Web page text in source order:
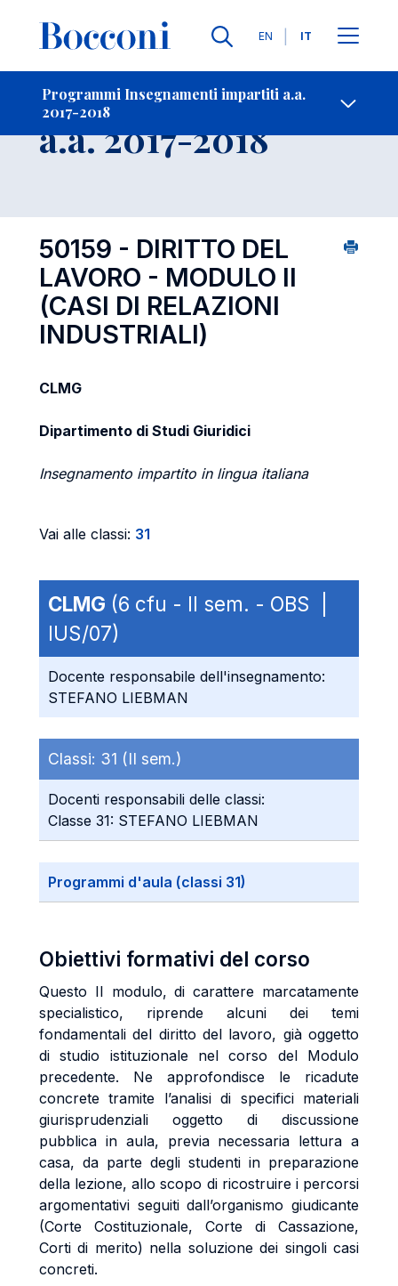
Lingue
EN IT
Programmi Insegnamenti impartiti a.a.
2017-2018
-
Insegnamento
a.a. 2017-2018
50159 - DIRITTO DEL
LAVORO - MODULO II
(CASI DI RELAZIONI
INDUSTRIALI)
CLMG
Dipartimento di Studi Giuridici
Insegnamento impartito in lingua italiana
Vai alle classi: 31
CLMG (6 cfu - II sem. - OBS |
IUS/07)
Docente responsabile dell'insegnamento:
STEFANO LIEBMAN
Classi: 31 (II sem.)
Docenti responsabili delle classi:
Classe 31: STEFANO LIEBMAN
Programmi d'aula (classi 31)
Obiettivi formativi del corso
Questo II modulo, di carattere marcatamente
specialistico, riprende alcuni dei temi
fondamentali del diritto del lavoro, già oggetto
di studio istituzionale nel corso del Modulo
precedente. Ne approfondisce le ricadute
concrete tramite l’analisi di specifici materiali
giurisprudenziali oggetto di discussione
pubblica in aula, previa necessaria lettura a
casa, da parte degli studenti in preparazione
della lezione, allo scopo di ricostruire i percorsi
argomentativi seguiti dall’organismo giudicante
(Corte Costituzionale, Corte di Cassazione,
Corti di merito) nella soluzione dei singoli casi
concreti.